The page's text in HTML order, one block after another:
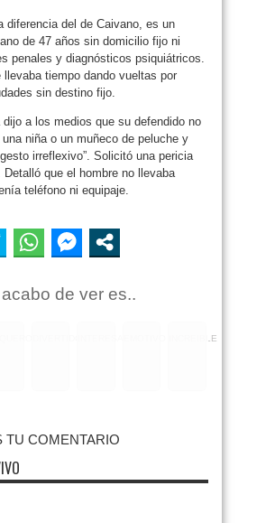
diferencia del de Caivano, es un
de 47 años sin domicilio fijo ni
penales y diagnósticos psiquiátricos.
llevaba tiempo dando vueltas por
sin destino fijo.
dijo a los medios que su defendido no
niña o un muñeco de peluche y
irreflexivo”. Solicitó una pericia
Detalló que el hombre no llevaba
teléfono ni equipaje.
de ver es..
INCREIBLE
TU COMENTARIO